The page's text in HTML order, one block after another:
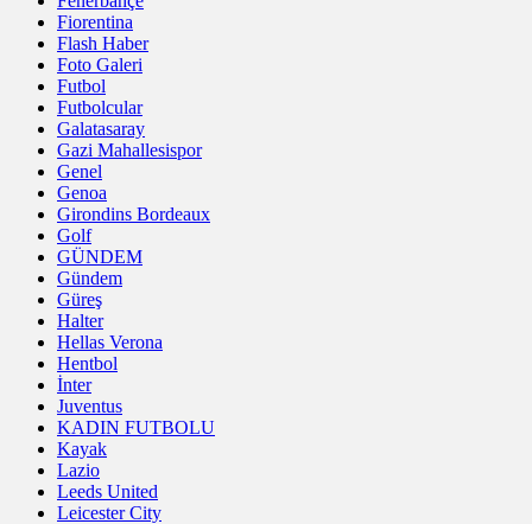
Fiorentina
Flash Haber
Foto Galeri
Futbol
Futbolcular
Galatasaray
Gazi Mahallesispor
Genel
Genoa
Girondins Bordeaux
Golf
GÜNDEM
Gündem
Güreş
Halter
Hellas Verona
Hentbol
İnter
Juventus
KADIN FUTBOLU
Kayak
Lazio
Leeds United
Leicester City